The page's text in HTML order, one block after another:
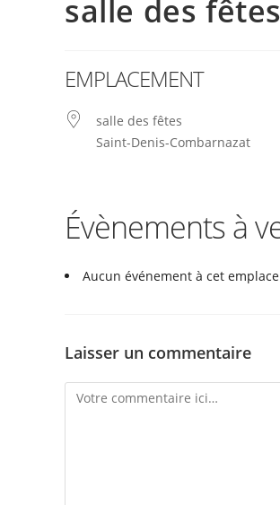
salle des
EMPLACEMENT
salle des fêtes
Saint-Denis-Combarnazat
Évènements à
Aucun événement à cet
Laisser un commentaire